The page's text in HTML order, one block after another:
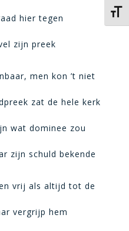
hier tegen
zijn preek
men kon ’t niet
zat de hele kerk
wat dominee zou
zijn schuld bekende
vrij als altijd tot de
vergrijp hem